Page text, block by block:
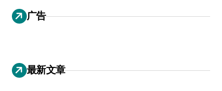
广告
最新文章